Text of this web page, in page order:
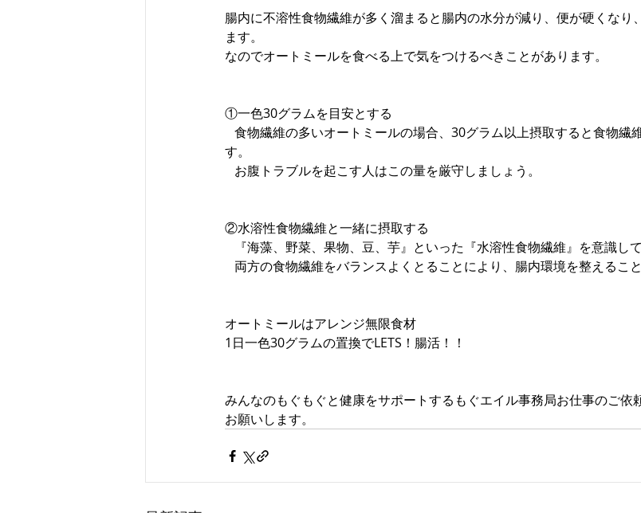
腸内に不溶性食物繊維が多く溜まると腸内の水分が減り、便が硬くなり
ます。
なのでオートミールを食べる上で気をつけるべきことがあります。
①一色30グラムを目安とする
す。
   お腹トラブルを起こす人はこの量を厳守しましょう。
②水溶性食物繊維と一緒に摂取する
『海藻、野菜、果物、豆、芋』といった『水溶性食物繊維』を意識し
両方の食物繊維をバランスよくとることにより、腸内環境を整えるこ
オートミールはアレンジ無限食材
1日一色30グラムの置換でLETS！腸活！！
みんなのもぐもぐと健康をサポートするもぐエイル事務局お仕事のご依
お願いします。